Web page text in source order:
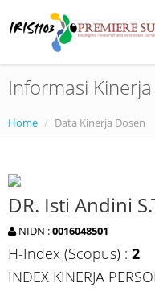
Informasi
Home Data Kinerja Dosen
DR. Isti Andini
NIDN :0016048501
H-Index (Scopus) : 2
INDEX KINERJA